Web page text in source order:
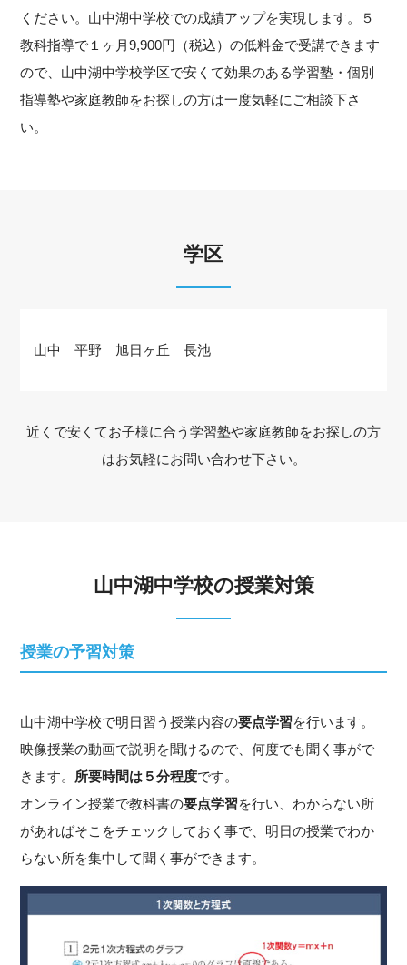
ください。山中湖中学校での成績アップを実現します。５
教科指導で１ヶ月9,900円（税込）の低料金で受講できます
ので、山中湖中学校学区で安くて効果のある学習塾・個別
指導塾や家庭教師をお探しの方は一度気軽にご相談下さ
い。
学区
山中 平野 旭日ヶ丘 長池
近くで安くてお子様に合う学習塾や家庭教師をお探しの方
はお気軽にお問い合わせ下さい。
山中湖中学校の授業対策
授業の予習対策
山中湖中学校で明日習う授業内容の要点学習を行います。
映像授業の動画で説明を聞けるので、何度でも聞く事がで
きます。 所要時間は５分程度です。
オンライン授業で教科書の要点学習を行い、わからない所
があればそこをチェックしておく事で、明日の授業でわか
らない所を集中して聞く事ができます。